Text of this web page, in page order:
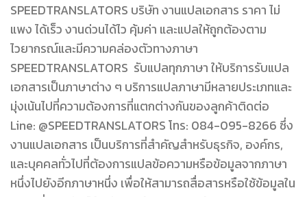
SPEEDTRANSLATORS บริษัท งานแปลเอกสาร ราคา ไม่
แพง ได้เร็ว งานด่วนได้ไว คุ้มค่า และแปลให้ถูกต้องตาม
ไวยากรณ์และมีความคล่องตัวทางภาษา
SPEEDTRANSLATORS รับแปลทุกภาษา ให้บริการรับแปล
เอกสารเป็นภาษาต่าง ๆ บริการแปลภาษามีหลายประเภทและ
มุ่งเน้นไปที่ความต้องการที่แตกต่างกันของลูกค้าติดต่อ
Line: @SPEEDTRANSLATORS โทร: 084-095-8266 ซึ่ง
งานแปลเอกสาร เป็นบริการที่สำคัญสำหรับธุรกิจ, องค์กร,
และบุคคลทั่วไปที่ต้องการแปลข้อความหรือข้อมูลจากภาษา
หนึ่งไปยังอีกภาษาหนึ่ง เพื่อให้สามารถสื่อสารหรือใช้ข้อมูลใน